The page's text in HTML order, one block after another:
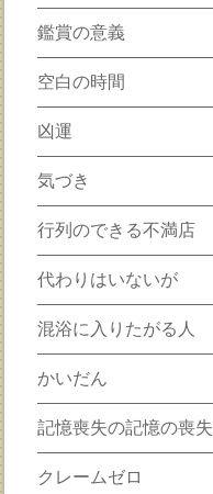
鑑賞の意義
空白の時間
凶運
気づき
行列のできる不満店
代わりはいないが
混浴に入りたがる人
かいだん
記憶喪失の記憶の喪失
クレームゼロ